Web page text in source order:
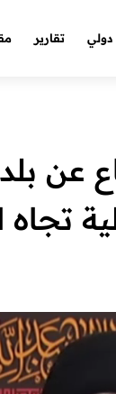
دولي تقارير
عن
تجاه